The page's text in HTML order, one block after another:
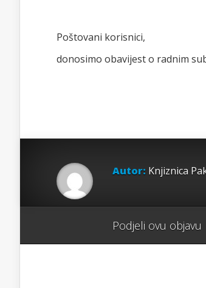
Poštovani korisnici,
donosimo obavijest o radnim
Autor: Knjiznica
Podjeli ovu objavu